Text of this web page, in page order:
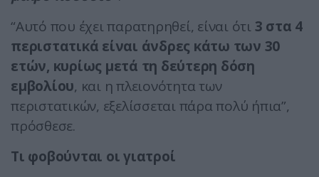
“Αυτό που έχει παρατηρηθεί, είναι ότι 3 στα 4
περιστατικά είναι άνδρες κάτω των 30
ετών, κυρίως μετά τη δεύτερη δόση
εμβολίου, και η πλειονότητα των
περιστατικών, εξελίσσεται πάρα πολύ ήπια”,
πρόσθεσε.
Τι φοβούνται οι γιατροί